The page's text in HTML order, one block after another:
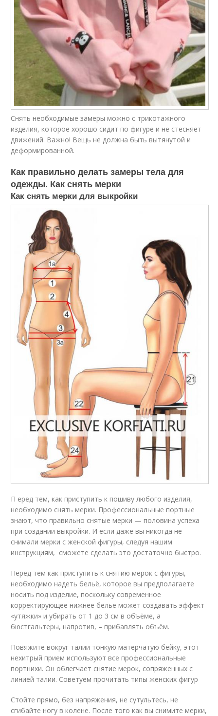
Снять необходимые замеры можно с трикотажного
изделия, которое хорошо сидит по фигуре и не стесняет
движений. Важно! Вещь не должна быть вытянутой и
деформированной.
Как правильно делать замеры тела для
одежды. Как снять мерки
Как снять мерки для выкройки
П еред тем, как приступить к пошиву любого изделия,
необходимо снять мерки. Профессиональные портные
знают, что правильно снятые мерки — половина успеха
при создании выкройки. И если даже вы никогда не
снимали мерки с женской фигуры, следуя нашим
инструкциям, сможете сделать это достаточно быстро.
Перед тем как приступить к снятию мерок с фигуры,
необходимо надеть бельё, которое вы предполагаете
носить под изделие, поскольку современное
корректирующее нижнее белье может создавать эффект
«утяжки» и убирать от 1 до 3 см в объёме, а
бюстгальтеры, напротив, – прибавлять объём.
Повяжите вокруг талии тонкую матерчатую бейку, этот
нехитрый прием используют все профессиональные
портнихи. Он облегчает снятие мерок, сопряженных с
линией талии. Советуем прочитать типы женских фигур
Стойте прямо, без напряжения, не сутультесь, не
сгибайте ногу в колене. После того как вы снимите мерки,